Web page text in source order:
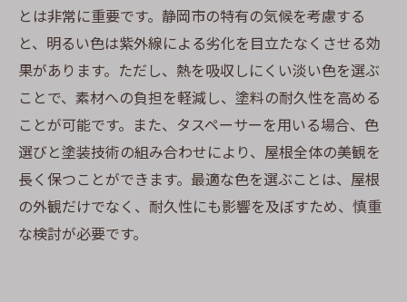
とは非常に重要です。静岡市の特有の気候を考慮する
と、明るい色は紫外線による劣化を目立たなくさせる効
果があります。ただし、熱を吸収しにくい淡い色を選ぶ
ことで、素材への負担を軽減し、塗料の耐久性を高める
ことが可能です。また、タスペーサーを用いる場合、色
選びと塗装技術の組み合わせにより、屋根全体の美観を
長く保つことができます。最適な色を選ぶことは、屋根
の外観だけでなく、耐久性にも影響を及ぼすため、慎重
な検討が必要です。